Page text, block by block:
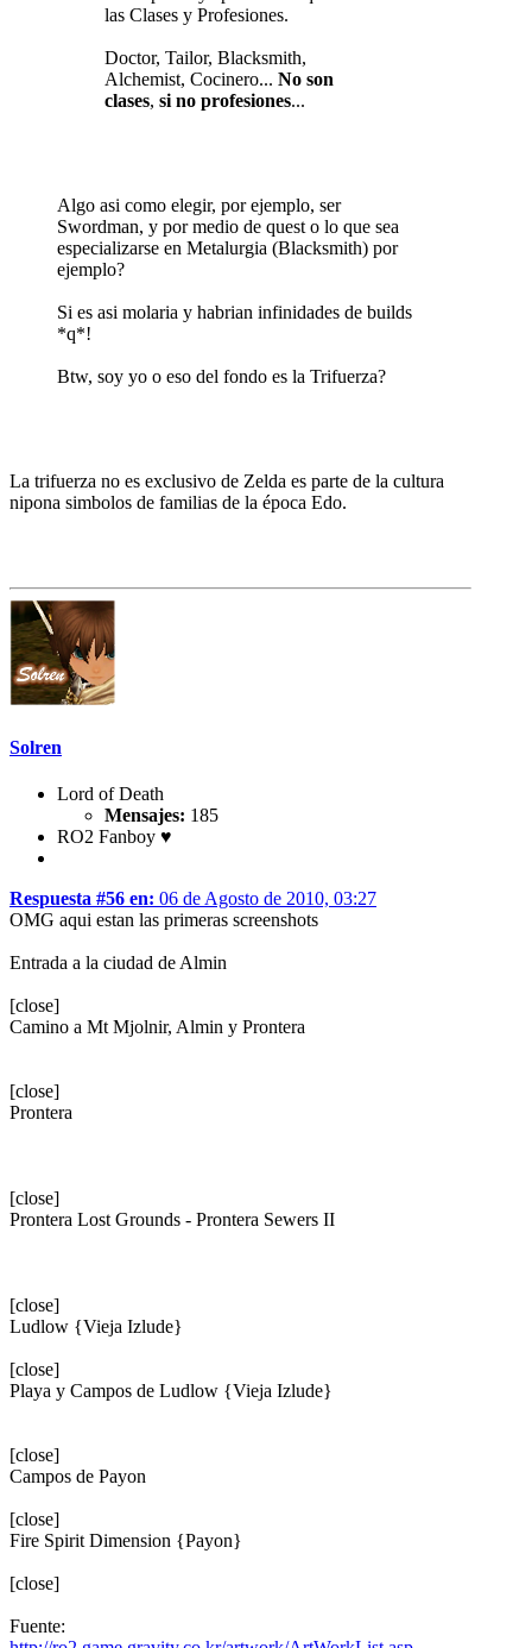
las Clases y Profesiones.
Doctor, Tailor, Blacksmith,
Alchemist, Cocinero... No son
clases, si no profesiones...
Algo asi como elegir, por ejemplo, ser
Swordman, y por medio de quest o lo que sea
especializarse en Metalurgia (Blacksmith) por
ejemplo?
Si es asi molaria y habrian infinidades de builds
*q*!
Btw, soy yo o eso del fondo es la Trifuerza?
La trifuerza no es exclusivo de Zelda es parte de la cultura
nipona simbolos de familias de la época Edo.
Solren
Lord of Death
Mensajes: 185
RO2 Fanboy ♥
Respuesta #56 en: 06 de Agosto de 2010, 03:27
OMG aqui estan las primeras screenshots
Entrada a la ciudad de Almin
[close]
Camino a Mt Mjolnir, Almin y Prontera
[close]
Prontera
[close]
Prontera Lost Grounds - Prontera Sewers II
[close]
Ludlow {Vieja Izlude}
[close]
Playa y Campos de Ludlow {Vieja Izlude}
[close]
Campos de Payon
[close]
Fire Spirit Dimension {Payon}
[close]
Fuente: